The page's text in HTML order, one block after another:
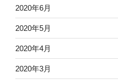
2020年6月
2020年5月
2020年4月
2020年3月